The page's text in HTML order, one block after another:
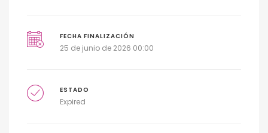
FECHA FINALIZACIÓN
25 de junio de 2026 00:00
ESTADO
Expired